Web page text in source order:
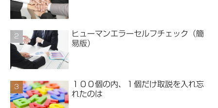
ヒューマンエラーセルフチェック（簡
易版）
１００個の内、１個だけ取説を入れ忘
れたのは